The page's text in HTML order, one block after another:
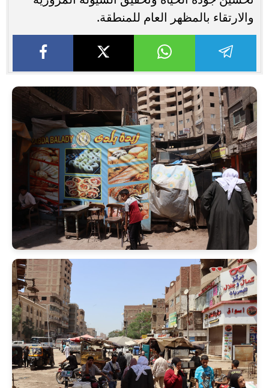
والارتقاء بالمظهر العام للمنطقة.